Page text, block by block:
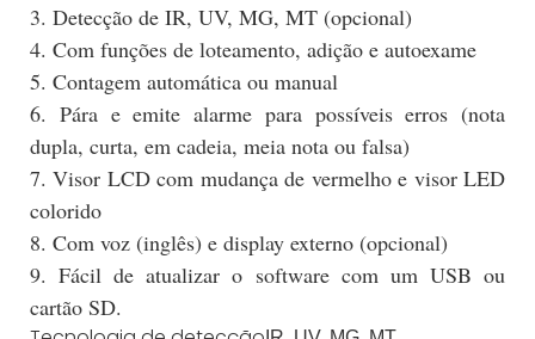
3. Detecção de IR, UV, MG, MT (opcional)
4. Com funções de loteamento, adição e autoexame
5. Contagem automática ou manual
6. Pára e emite alarme para possíveis erros (nota
dupla, curta, em cadeia, meia nota ou falsa)
7. Visor LCD com mudança de vermelho e visor LED
colorido
8. Com voz (inglês) e display externo (opcional)
9. Fácil de atualizar o software com um USB ou
cartão SD.